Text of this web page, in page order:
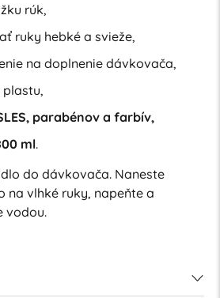
rúk,
ruky hebké a svieže,
na doplnenie dávkovača,
plastu,
parabénov a farbív,
ml.
do dávkovača. Naneste
na vlhké ruky, napeňte a
vodou.